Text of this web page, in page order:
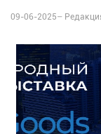
09-06-2025–